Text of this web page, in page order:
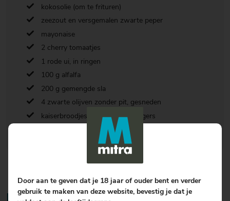
kokosolie (om te frituren)
zeezout en versgemalen zwarte peper
mayonaise
2 cherry tomaatjes
1 rode ui, in ringen
100 g alfalfa
200 g gemengde sla
4 zwarte olijven zonder pit, gesneden
kaiserbroodjes, voor de hamburgers
Door aan te geven dat je 18 jaar of ouder bent en verder
gebruik te maken van deze website, bevestig je dat je